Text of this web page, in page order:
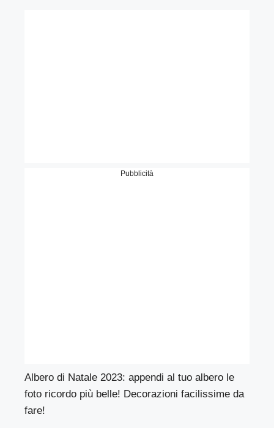
Pubblicità
Albero di Natale 2023: appendi al tuo albero le
foto ricordo più belle! Decorazioni facilissime da
fare!